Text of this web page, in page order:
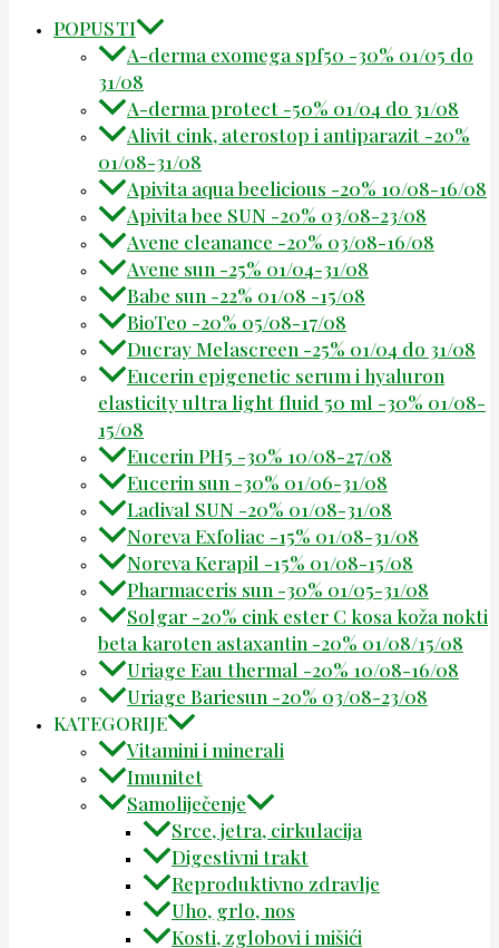
POPUSTI
A-derma exomega spf50 -30% 01/05 do
31/08
A-derma protect -50% 01/04 do 31/08
Alivit cink, aterostop i antiparazit -20%
01/08-31/08
Apivita aqua beelicious -20% 10/08-16/08
Apivita bee SUN -20% 03/08-23/08
Avene cleanance -20% 03/08-16/08
Avene sun -25% 01/04-31/08
Babe sun -22% 01/08 -15/08
BioTeo -20% 05/08-17/08
Ducray Melascreen -25% 01/04 do 31/08
Eucerin epigenetic serum i hyaluron
elasticity ultra light fluid 50 ml -30% 01/08-
15/08
Eucerin PH5 -30% 10/08-27/08
Eucerin sun -30% 01/06-31/08
Ladival SUN -20% 01/08-31/08
Noreva Exfoliac -15% 01/08-31/08
Noreva Kerapil -15% 01/08-15/08
Pharmaceris sun -30% 01/05-31/08
Solgar -20% cink ester C kosa koža nokti
beta karoten astaxantin -20% 01/08/15/08
Uriage Eau thermal -20% 10/08-16/08
Uriage Bariesun -20% 03/08-23/08
KATEGORIJE
Vitamini i minerali
Imunitet
Samoliječenje
Srce, jetra, cirkulacija
Digestivni trakt
Reproduktivno zdravlje
Uho, grlo, nos
Kosti, zglobovi i mišići